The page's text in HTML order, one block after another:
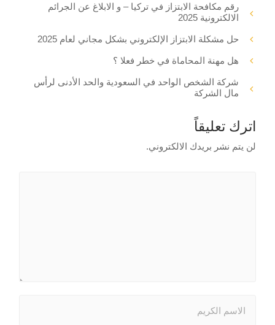
رقم مكافحة الابتزاز في تركيا – و الابلاغ عن الجرائم
الالكترونية 2025
حل مشكلة الابتزاز الإلكتروني بشكل مجاني لعام 2025
هل مهنة المحاماة في خطر فعلا ؟
شركة الشخص الواحد في السعودية والحد الأدنى لرأس
مال الشركة
اترك تعليقاً
لن يتم نشر بريدك الالكتروني.